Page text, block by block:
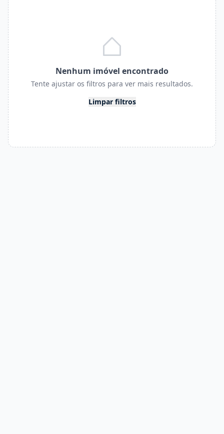
Nenhum imóvel encontrado
Tente ajustar os filtros para ver mais resultados.
Limpar filtros